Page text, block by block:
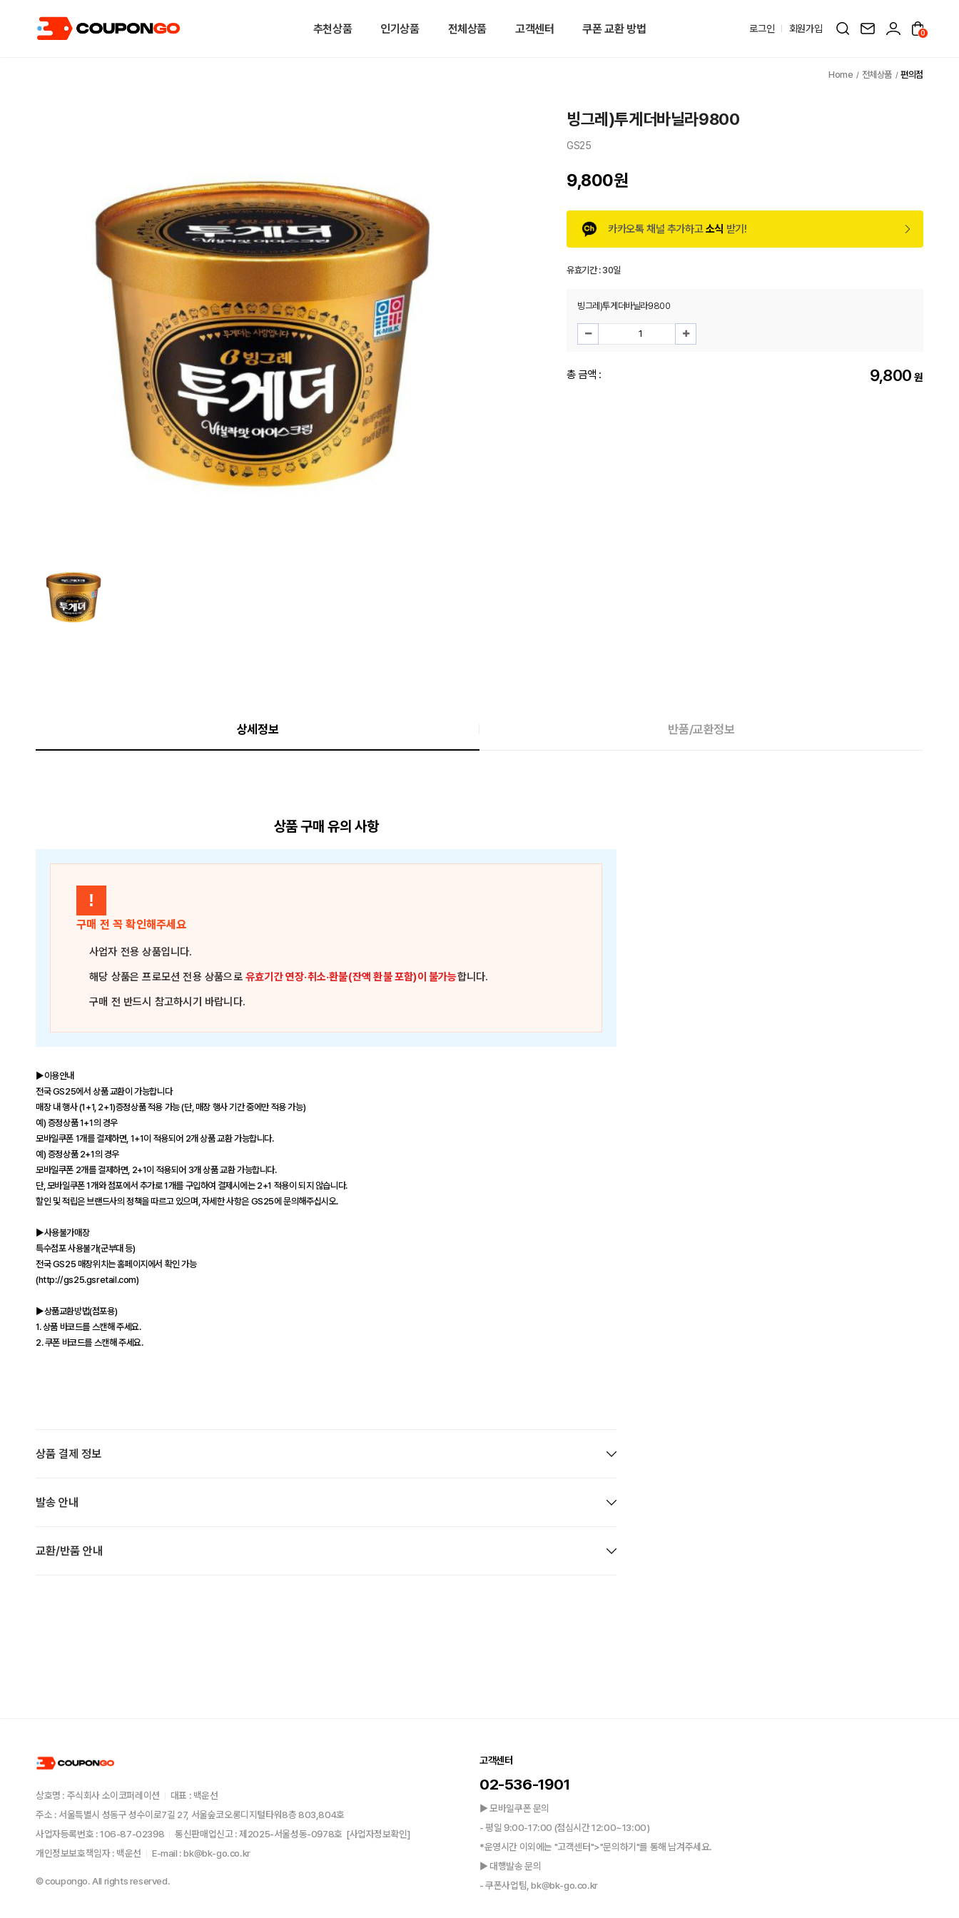
추천상품 인기상품 전체상품 고객센터 쿠폰 교환 방법 로그인 회원가입 0
전체상품 편의점
빙그레)투게더바닐라9800
GS25
9,800원
카카오톡 채널 추가하고소식 받기!
유효기간 :30일
빙그레)투게더바닐라9800
총 금액 : 9,800 원
상세정보 반품/교환정보
상품 구매 유의 사항
!
구매 전 꼭 확인해주세요
사업자 전용 상품입니다.
해당 상품은프로모션 전용 상품으로유효기간 연장·취소·환불(잔액 환불 포함)이 불가능합니다.
구매 전 반드시 참고하시기 바랍니다.
▶이용안내
전국 GS25에서 상품 교환이 가능합니다
매장 내 행사 (1+1, 2+1)증정상품 적용 가능 (단, 매장 행사 기간 중에만 적용 가능)
예) 증정상품 1+1의 경우
모바일쿠폰 1개를 결제하면, 1+1이 적용되어 2개 상품 교환 가능합니다.
예) 증정상품 2+1의 경우
모바일쿠폰 2개를 결제하면, 2+1이 적용되어 3개 상품 교환 가능합니다.
단, 모바일쿠폰 1개와 점포에서 추가로 1개를 구입하여 결제시에는 2+1 적용이 되지 않습니다.
할인 및 적립은 브랜드사의 정책을 따르고 있으며, 자세한 사항은 GS25에 문의해주십시오.
▶사용불가매장
특수점포 사용불가(군부대 등)
전국 GS25 매장위치는 홈페이지에서 확인 가능
(http://gs25.gsretail.com)
▶상품교환방법(점포용)
1. 상품 바코드를 스캔해 주세요.
2. 쿠폰 바코드를 스캔해 주세요.
상품 결제 정보
발송 안내
교환/반품 안내
상호명 : 주식회사 소이코퍼레이션
대표 : 백운선
주소 : 서울특별시 성동구 성수이로7길 27, 서울숲코오롱디지털타워8층 803,804호
사업자등록번호 : 106-87-02398
통신판매업신고 : 제2025-서울성동-0978호 [사업자정보확인]
개인정보보호책임자 : 백운선
E-mail : bk@bk-go.co.kr
© coupongo. All rights reserved.
고객센터
02-536-1901
▶ 모바일쿠폰 문의
- 평일 9:00-17:00 (점심시간 12:00~13:00)
*운영시간 이외에는 "고객센터">"문의하기"를 통해 남겨주세요.
▶ 대행발송 문의
- 쿠폰사업팀, bk@bk-go.co.kr